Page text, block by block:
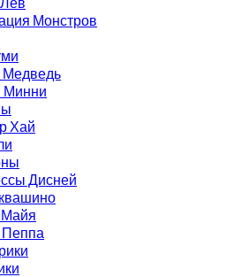
Монстров
Минни
Хай
Дисней